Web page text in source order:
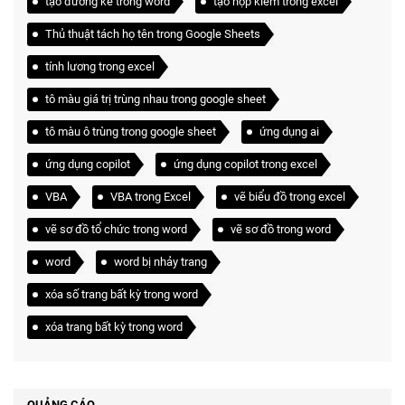
Thủ thuật tách họ tên trong Google Sheets
tính lương trong excel
tô màu giá trị trùng nhau trong google sheet
tô màu ô trùng trong google sheet ứng dụng ai
ứng dụng copilot ứng dụng copilot trong excel
VBA VBA trong Excel vẽ biểu đồ trong excel
vẽ sơ đồ tổ chức trong word vẽ sơ đồ trong word
word word bị nhảy trang
xóa số trang bất kỳ trong word
xóa trang bất kỳ trong word